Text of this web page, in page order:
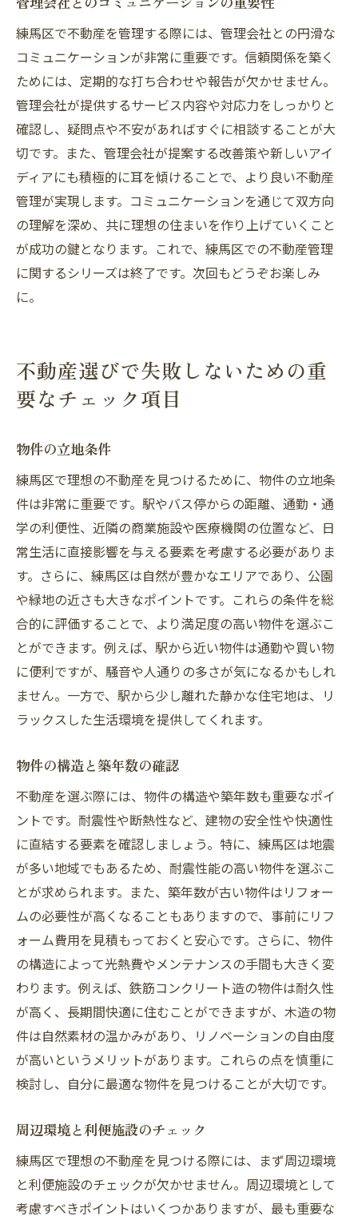
練馬区で不動産を管理する際には、管理会社との円滑な
コミュニケーションが非常に重要です。信頼関係を築く
ためには、定期的な打ち合わせや報告が欠かせません。
管理会社が提供するサービス内容や対応力をしっかりと
確認し、疑問点や不安があればすぐに相談することが大
切です。また、管理会社が提案する改善策や新しいアイ
ディアにも積極的に耳を傾けることで、より良い不動産
管理が実現します。コミュニケーションを通じて双方向
の理解を深め、共に理想の住まいを作り上げていくこと
が成功の鍵となります。これで、練馬区での不動産管理
に関するシリーズは終了です。次回もどうぞお楽しみ
に。
不動産選びで失敗しないための重
要なチェック項目
物件の立地条件
練馬区で理想の不動産を見つけるために、物件の立地条
件は非常に重要です。駅やバス停からの距離、通勤・通
学の利便性、近隣の商業施設や医療機関の位置など、日
常生活に直接影響を与える要素を考慮する必要がありま
す。さらに、練馬区は自然が豊かなエリアであり、公園
や緑地の近さも大きなポイントです。これらの条件を総
合的に評価することで、より満足度の高い物件を選ぶこ
とができます。例えば、駅から近い物件は通勤や買い物
に便利ですが、騒音や人通りの多さが気になるかもしれ
ません。一方で、駅から少し離れた静かな住宅地は、リ
ラックスした生活環境を提供してくれます。
物件の構造と築年数の確認
不動産を選ぶ際には、物件の構造や築年数も重要なポイ
ントです。耐震性や断熱性など、建物の安全性や快適性
に直結する要素を確認しましょう。特に、練馬区は地震
が多い地域でもあるため、耐震性能の高い物件を選ぶこ
とが求められます。また、築年数が古い物件はリフォー
ムの必要性が高くなることもありますので、事前にリフ
ォーム費用を見積もっておくと安心です。さらに、物件
の構造によって光熱費やメンテナンスの手間も大きく変
わります。例えば、鉄筋コンクリート造の物件は耐久性
が高く、長期間快適に住むことができますが、木造の物
件は自然素材の温かみがあり、リノベーションの自由度
が高いというメリットがあります。これらの点を慎重に
検討し、自分に最適な物件を見つけることが大切です。
周辺環境と利便施設のチェック
練馬区で理想の不動産を見つける際には、まず周辺環境
と利便施設のチェックが欠かせません。周辺環境として
考慮すべきポイントはいくつかありますが、最も重要な